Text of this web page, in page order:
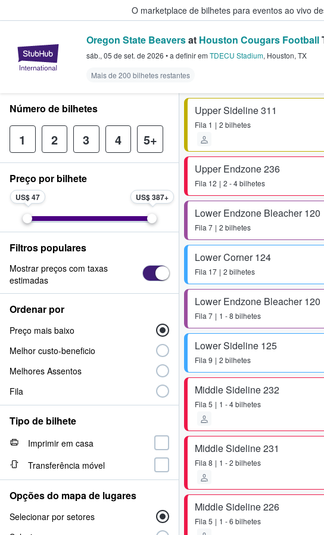
O marketplace de bilhetes para eventos ao vivo
StubHub – onde os fãs compram e
Oregon State Beaversat Houston Cougars Football
sáb., 05 de set. de 2026 •a definirem TDECU Stadium, Houston, TX
Mais de 200 bilhetes restantes
Upper Sideline 311
Fila 1 2 bilhetes
Upper Endzone 236
Fila 12 2 - 4 bilhetes
Lower Endzone Bleacher 120
Fila 7 2 bilhetes
Lower Corner 124
Fila 17 2 bilhetes
Lower Endzone Bleacher 120
Fila 7 1 - 8 bilhetes
Lower Sideline 125
Fila 9 2 bilhetes
Middle Sideline 232
Fila 5 1 - 4 bilhetes
Middle Sideline 231
Fila 8 1 - 2 bilhetes
Middle Sideline 226
Fila 5 1 - 6 bilhetes
Número de bilhetes
1 2 3 4 5+
Preço por bilhete
US$ 47 US$ 387
Filtros populares
Mostrar preços com taxas
estimadas
Ordenar por
Preço mais baixo
Melhor custo-beneficio
Melhores Assentos
Fila
Tipo de bilhete
Imprimir em casa
Transferência móvel
Opções do mapa de lugares
Selecionar por setores